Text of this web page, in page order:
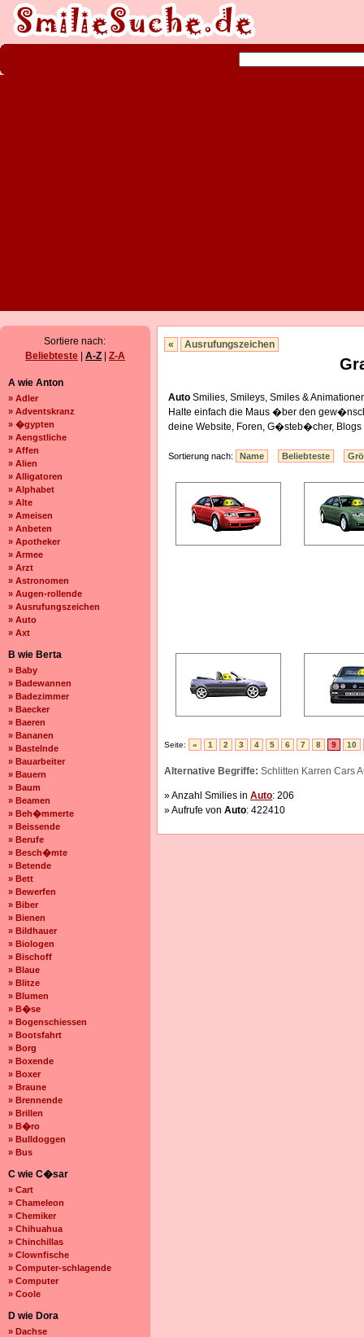
Sortiere nach:
Beliebteste
A-Z Z-A
A wie Anton
» Adler
» Adventskranz
» �gypten
» Aengstliche
» Affen
» Alien
» Alligatoren
» Alphabet
» Alte
» Ameisen
» Anbeten
» Apotheker
» Armee
» Arzt
» Astronomen
» Augen-rollende
» Ausrufungszeichen
» Auto
» Axt
B wie Berta
» Baby
» Badewannen
» Badezimmer
» Baecker
» Baeren
» Bananen
» Bastelnde
» Bauarbeiter
» Bauern
» Baum
» Beamen
» Beh�mmerte
» Beissende
» Berufe
» Besch�mte
» Betende
» Bett
» Bewerfen
» Biber
» Bienen
» Bildhauer
» Biologen
» Bischoff
» Blaue
» Blitze
» Blumen
» B�se
» Bogenschiessen
» Bootsfahrt
» Borg
» Boxende
» Boxer
» Braune
» Brennende
» Brillen
» B�ro
» Bulldoggen
» Bus
C wie C�sar
» Cart
» Chameleon
» Chemiker
» Chihuahua
» Chinchillas
» Clownfische
» Computer-schlagende
» Computer
» Coole
D wie Dora
» Dachse
« Ausrufungszeichen
Auto Smilies, Smileys, Smiles &
Halte einfach die Maus �ber den
deine Website, Foren, G�steb�cher,
Sortierung nach: Name Beliebteste
Seite: « 1 2 3 4 5 6 7 8 9 10
Alternative Begriffe: Schlitten Karren Cars
» Anzahl Smilies in Auto: 206
» Aufrufe von Auto: 422410